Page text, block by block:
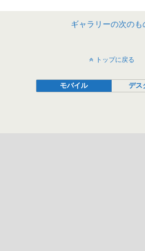
ギャラリーの次のも
トップに戻る
モバイル デス